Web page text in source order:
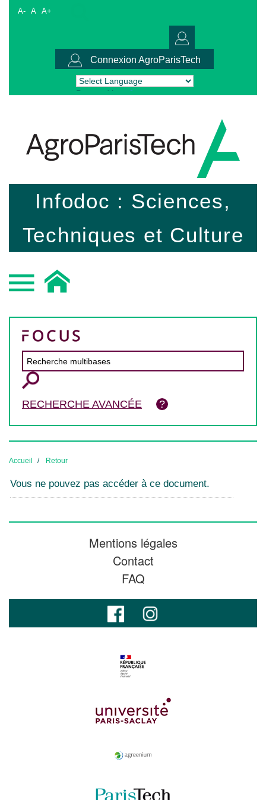
A- A A+
Connexion AgroParisTech
Powered by Translate
Infodoc : Sciences,
Techniques et Culture
RECHERCHE AVANCÉE
Accueil Retour
Vous ne pouvez pas accéder à ce document.
Mentions légales
Contact
FAQ